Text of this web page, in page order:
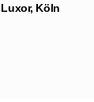
Luxor, Köln